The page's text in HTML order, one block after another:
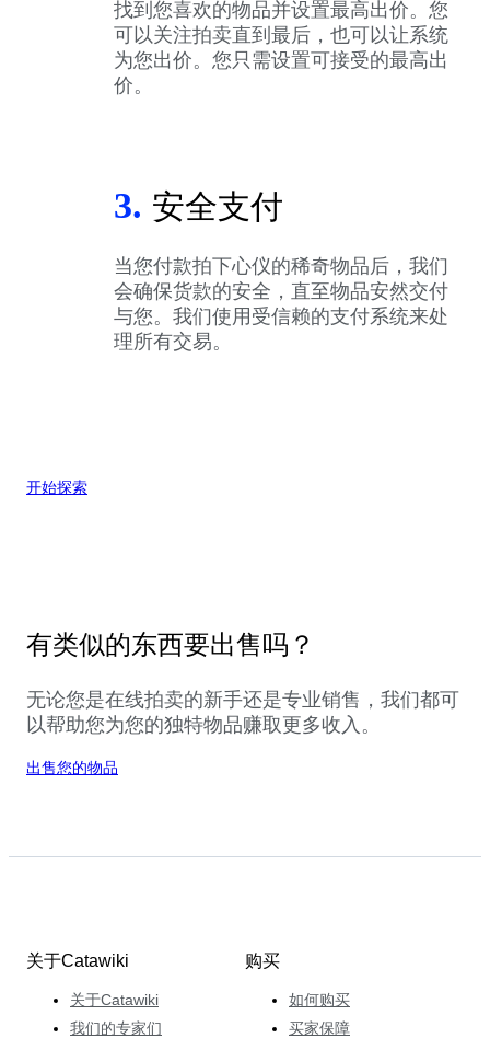
找到您喜欢的物品并设置最高出价。您
可以关注拍卖直到最后，也可以让系统
为您出价。您只需设置可接受的最高出
价。
3. 安全支付
当您付款拍下心仪的稀奇物品后，我们
会确保货款的安全，直至物品安然交付
与您。我们使用受信赖的支付系统来处
理所有交易。
开始探索
有类似的东西要出售吗？
无论您是在线拍卖的新手还是专业销售，我们都可
以帮助您为您的独特物品赚取更多收入。
出售您的物品
关于Catawiki
关于Catawiki
我们的专家们
购买
如何购买
买家保障